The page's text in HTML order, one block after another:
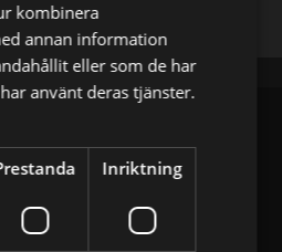
kombinera
annan information
eller som de har
använt deras tjänster.
Inriktning